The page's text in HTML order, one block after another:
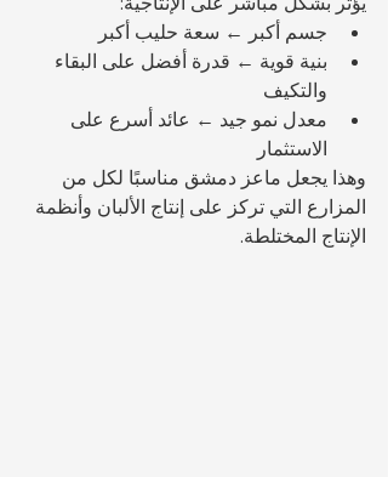
جسم أكبر ← سعة حليب أكبر
بنية قوية ← قدرة أفضل على البقاء
والتكيف
معدل نمو جيد ← عائد أسرع على
الاستثمار
وهذا يجعل ماعز دمشق مناسبًا لكل من
المزارع التي تركز على إنتاج الألبان وأنظمة
الإنتاج المختلطة.